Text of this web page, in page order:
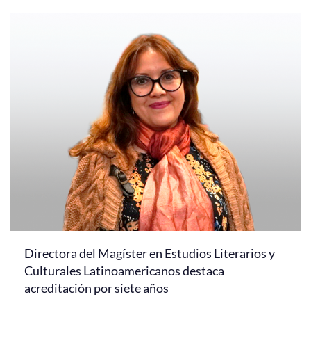
Directora del Magíster en Estudios Literarios y
Culturales Latinoamericanos destaca
acreditación por siete años